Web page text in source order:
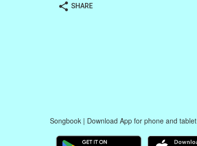
share SHARE
Songbook | Download App for phone and tablet